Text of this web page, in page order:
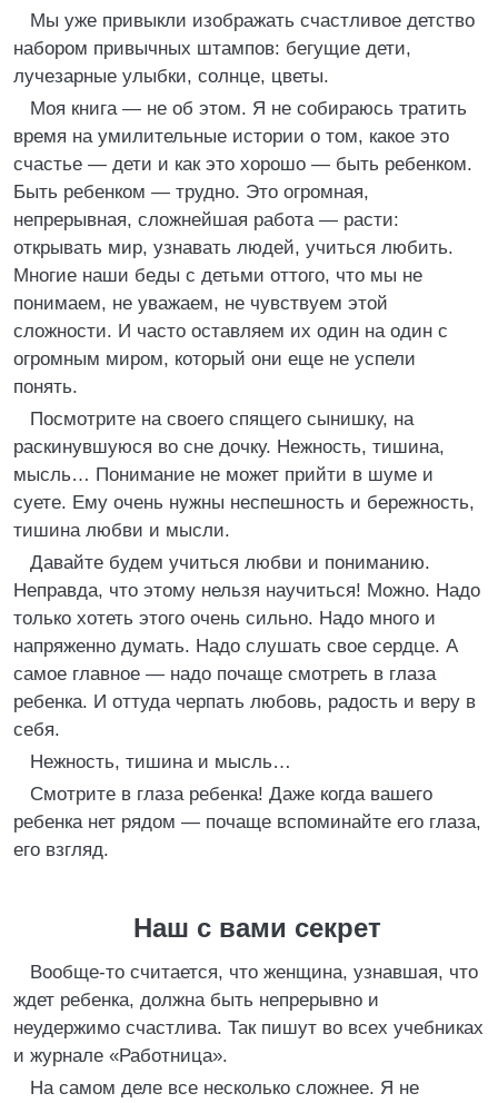
Мы уже привыкли изображать счастливое детство
набором привычных штампов: бегущие дети,
лучезарные улыбки, солнце, цветы.
Моя книга — не об этом. Я не собираюсь тратить
время на умилительные истории о том, какое это
счастье — дети и как это хорошо — быть ребенком.
Быть ребенком — трудно. Это огромная,
непрерывная, сложнейшая работа — расти:
открывать мир, узнавать людей, учиться любить.
Многие наши беды с детьми оттого, что мы не
понимаем, не уважаем, не чувствуем этой
сложности. И часто оставляем их один на один с
огромным миром, который они еще не успели
понять.
Посмотрите на своего спящего сынишку, на
раскинувшуюся во сне дочку. Нежность, тишина,
мысль… Понимание не может прийти в шуме и
суете. Ему очень нужны неспешность и бережность,
тишина любви и мысли.
Давайте будем учиться любви и пониманию.
Неправда, что этому нельзя научиться! Можно. Надо
только хотеть этого очень сильно. Надо много и
напряженно думать. Надо слушать свое сердце. А
самое главное — надо почаще смотреть в глаза
ребенка. И оттуда черпать любовь, радость и веру в
себя.
Нежность, тишина и мысль…
Смотрите в глаза ребенка! Даже когда вашего
ребенка нет рядом — почаще вспоминайте его глаза,
его взгляд.
Наш с вами секрет
Вообще-то считается, что женщина, узнавшая, что
ждет ребенка, должна быть непрерывно и
неудержимо счастлива. Так пишут во всех учебниках
и журнале «Работница».
На самом деле все несколько сложнее. Я не